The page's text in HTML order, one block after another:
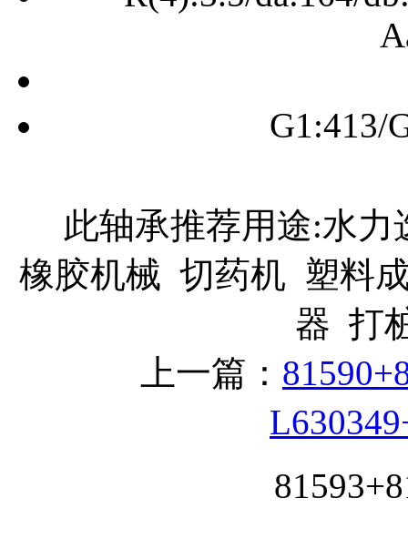
G1:413/
此轴承推荐用途:水力
橡胶机械 切药机 塑料
器 打
上一篇：